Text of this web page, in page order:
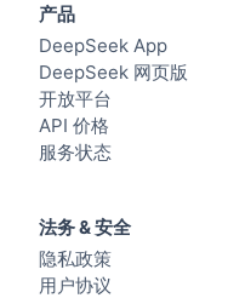
产品
DeepSeek App
DeepSeek 网页版
开放平台
API 价格
服务状态
法务 & 安全
隐私政策
用户协议